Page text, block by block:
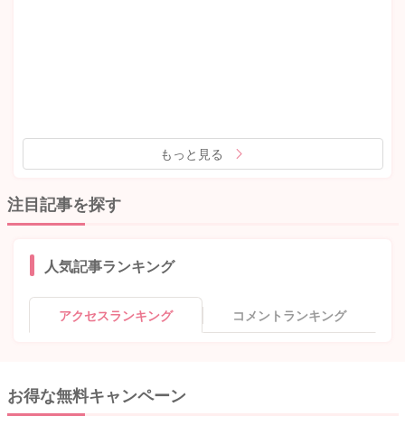
もっと見る
注目記事を探す
人気記事ランキング
アクセスランキング コメントランキング
お得な無料キャンペーン